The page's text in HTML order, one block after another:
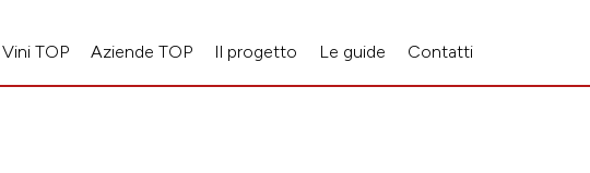
Vini TOP Aziende TOP Il progetto Le guide Contatti